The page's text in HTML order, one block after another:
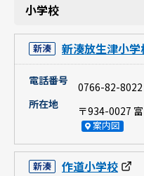
小学校
新湊 新湊放生津小学
電話番号
0766-82-8022
所在地
〒934-0027
案内図
新湊 作道小学校